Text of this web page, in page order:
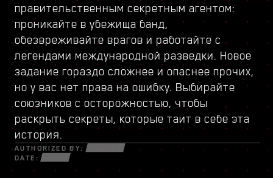
правительственным секретным агентом:
проникайте в убежища банд,
обезвреживайте врагов и работайте с
легендами международной разведки. Новое
задание гораздо сложнее и опаснее прочих,
но у вас нет права на ошибку. Выбирайте
союзников с осторожностью, чтобы
раскрыть секреты, которые таит в себе эта
история.
AUTHORIZED BY:
DATE:
город, обособленную часть Найт-Сити,
которой управляет
вооружённая группировка во главе с бывшим
военным. Среди полуразрушенных зданий
таится много тайн и возможностей, которые
открываются лишь тем, кто готов идти до
конца. Здесь вас ждут заказы и задания, в
которых придётся поставить на карту всё.
всё, что нужно, чтобы играть в своём стиле.
Новое оружие и импланты помогут вам
выжить среди отчаянных мошенников,
скрытных нетраннеров и безжалостных
наёмников, которые готовы на всё ради
денег и славы.